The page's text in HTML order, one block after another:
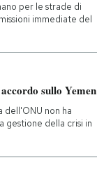
per le strade di
immediate del
sullo Yemen
dell'ONU non ha
gestione della crisi in